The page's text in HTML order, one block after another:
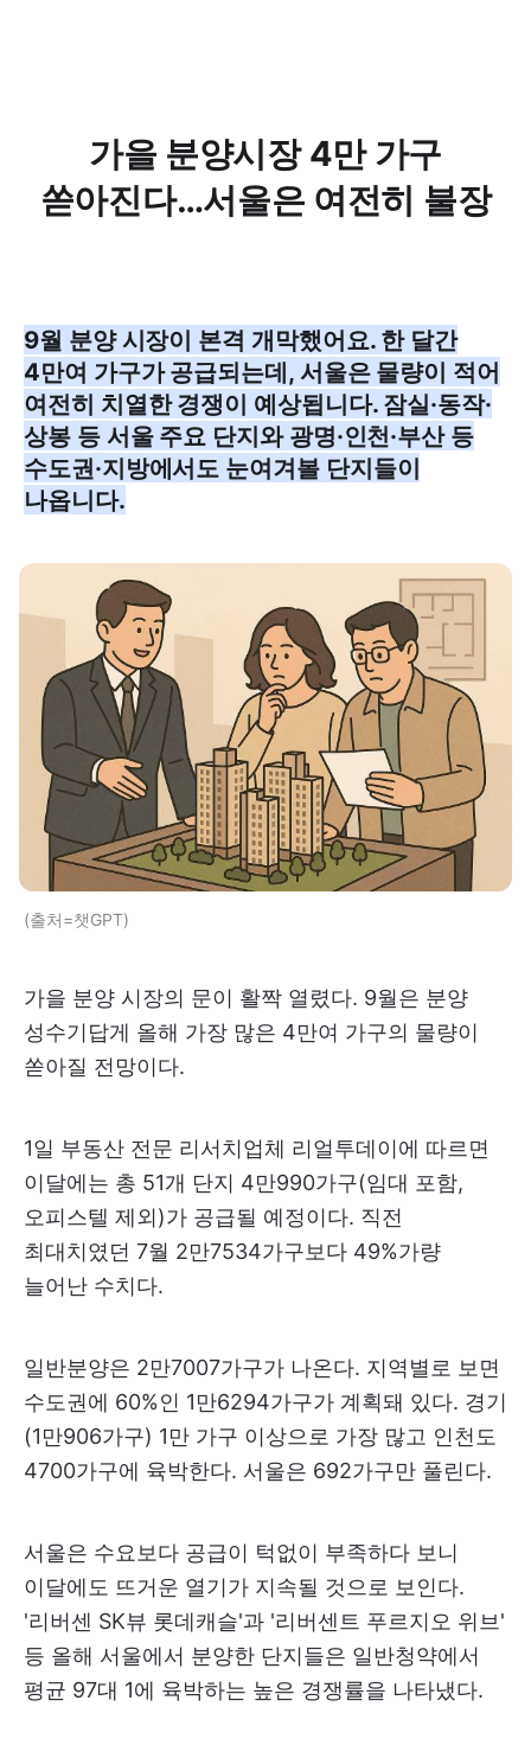
가을 분양시장 4만 가구
쏟아진다…서울은 여전히 불장
9월 분양 시장이 본격 개막했어요. 한 달간
4만여 가구가 공급되는데, 서울은 물량이 적어
여전히 치열한 경쟁이 예상됩니다. 잠실·동작·
상봉 등 서울 주요 단지와 광명·인천·부산 등
수도권·지방에서도 눈여겨볼 단지들이
나옵니다.
(출처=챗GPT)
가을 분양 시장의 문이 활짝 열렸다. 9월은 분양
성수기답게 올해 가장 많은 4만여 가구의 물량이
쏟아질 전망이다.
1일 부동산 전문 리서치업체 리얼투데이에 따르면
이달에는 총 51개 단지 4만990가구(임대 포함,
오피스텔 제외)가 공급될 예정이다. 직전
최대치였던 7월 2만7534가구보다 49%가량
늘어난 수치다.
일반분양은 2만7007가구가 나온다. 지역별로 보면
수도권에 60%인 1만6294가구가 계획돼 있다. 경기
(1만906가구) 1만 가구 이상으로 가장 많고 인천도
4700가구에 육박한다. 서울은 692가구만 풀린다.
서울은 수요보다 공급이 턱없이 부족하다 보니
이달에도 뜨거운 열기가 지속될 것으로 보인다.
'리버센 SK뷰 롯데캐슬'과 '리버센트 푸르지오 위브'
등 올해 서울에서 분양한 단지들은 일반청약에서
평균 97대 1에 육박하는 높은 경쟁률을 나타냈다.